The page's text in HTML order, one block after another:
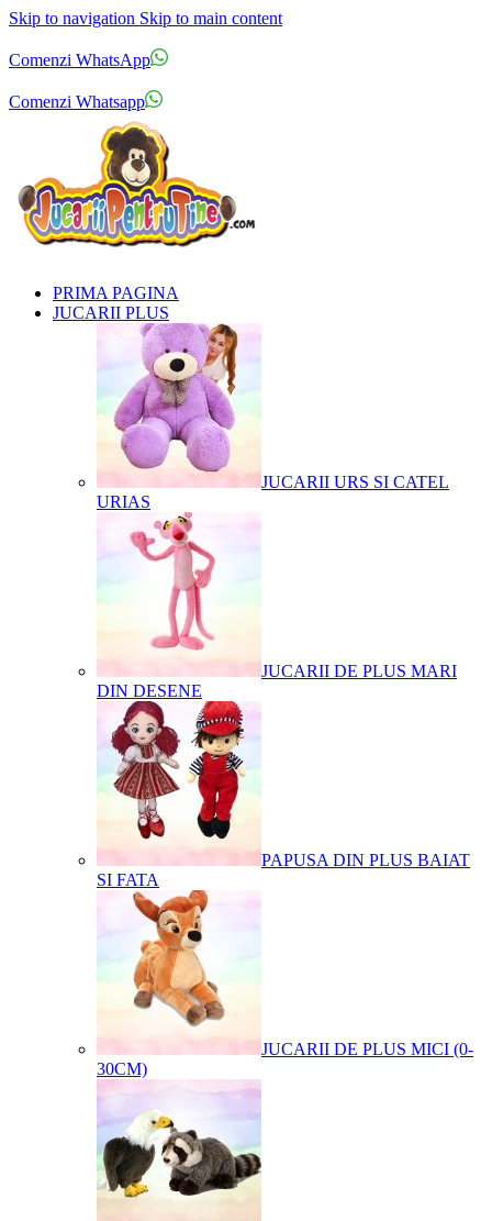
Skip to navigation Skip to main content
Comenzi WhatsApp
Comenzi Whatsapp
PRIMA PAGINA
JUCARII PLUS
JUCARII URS SI CATEL
URIAS
JUCARII DE PLUS MARI
DIN DESENE
PAPUSA DIN PLUS BAIAT
SI FATA
JUCARII DE PLUS MICI (0-
30CM)